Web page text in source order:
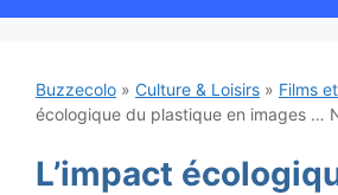
Buzzecolo » Culture & Loisirs » Films
écologique du plastique en images …
L’impact